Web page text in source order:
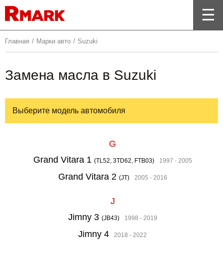
Главная / Марки авто / Suzuki
Замена масла в Suzuki
Выберите модель автомобиля
G
Grand Vitara 1 (TL52, 3TD62, FTB03) 1997 - 2005
Grand Vitara 2 (JT) 2005 - 2016
J
Jimny 3 (JB43) 1998 - 2019
Jimny 4 2018 - 2022